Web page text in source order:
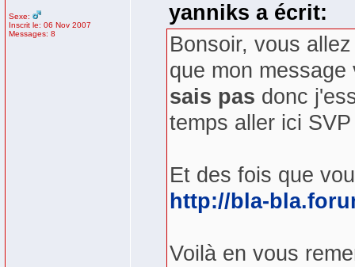
Sexe:
Inscrit le: 06 Nov 2007
Messages: 8
yanniks a écrit:
Bonsoir, vous
que mon
sais pas donc
temps aller ici
Et des fois que
http://bla-
Voilà en vous